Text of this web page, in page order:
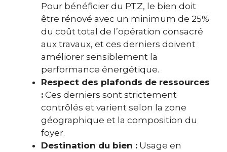
Pour bénéficier du PTZ, le bien doit
être rénové avec un minimum de 25%
du coût total de l’opération consacré
aux travaux, et ces derniers doivent
améliorer sensiblement la
performance énergétique.
Respect des plafonds de ressources
: Ces derniers sont strictement
contrôlés et varient selon la zone
géographique et la composition du
foyer.
Destination du bien : Usage en